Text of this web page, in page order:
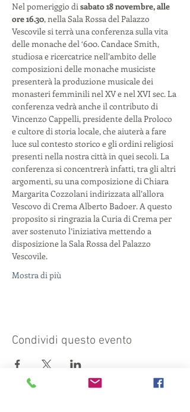
Nel pomeriggio di sabato 18 novembre, alle
ore 16.30, nella Sala Rossa del Palazzo
Vescovile si terrà una conferenza sulla vita
delle monache del ‘600. Candace Smith,
studiosa e ricercatrice nell’ambito delle
composizioni delle monache musiciste
presenterà la produzione musicale dei
monasteri femminili nel XV e nel XVI sec. La
conferenza vedrà anche il contributo di
Vincenzo Cappelli, presidente della Proloco
e cultore di storia locale, che aiuterà a fare
luce sul contesto storico e gli ordini religiosi
presenti nella nostra città in quei secoli. La
conferenza si concentrerà infatti, tra gli altri
argomenti, su una composizione di Chiara
Margarita Cozzolani indirizzata all’allora
Vescovo di Crema Alberto Badoer. A questo
proposito si ringrazia la Curia di Crema per
aver sostenuto l’iniziativa mettendo a
disposizione la Sala Rossa del Palazzo
Vescovile.
Mostra di più
Condividi questo evento